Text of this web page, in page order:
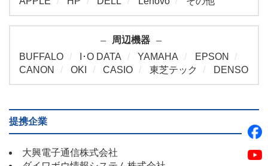
周辺機器
BUFFALO
I･O DATA YAMAHA
EPSON
CANON
OKI CASIO 東芝テック DENSO
提携企業
大興電子通信株式会社